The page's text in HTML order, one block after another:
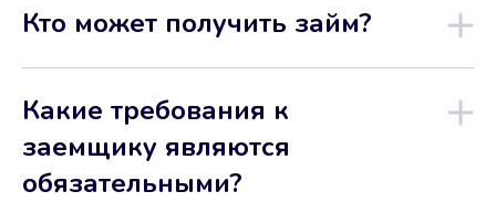
Кто может получить займ?
Какие требования к
заемщику являются
обязательными?